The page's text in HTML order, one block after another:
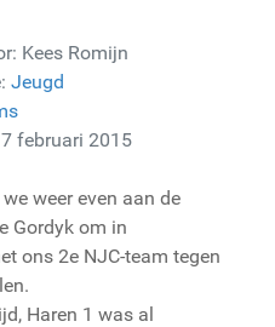
Kees Romijn
Jeugd
februari 2015
weer even aan de
Gordyk om in
ons 2e NJC-team tegen
Haren 1 was al